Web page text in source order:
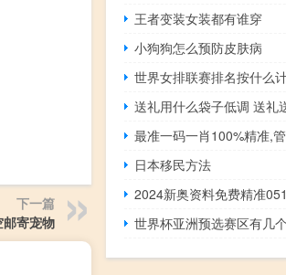
下一篇
邮寄宠物
王者变装女装都有谁穿
小狗狗怎么预防皮肤病
日本移民方法